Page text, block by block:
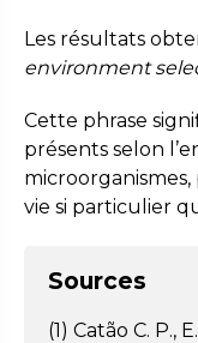
Les résultats
environment
Cette phrase
présents selon
vie si particulier
Sources
(1) Catão C. P.,